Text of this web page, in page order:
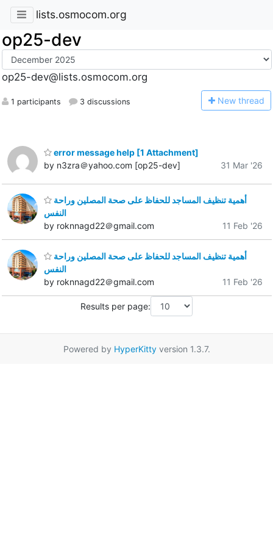
lists.osmocom.org
op25-dev
op25-dev@lists.osmocom.org
1 participants 3 discussions New thread
error message help [1 Attachment]
by n3zra＠yahoo.com [op25-dev]
31 Mar '26
النفس
by roknnagd22＠gmail.com
11 Feb '26
النفس
by roknnagd22＠gmail.com
11 Feb '26
Results per page:
Powered by HyperKittyversion 1.3.7.